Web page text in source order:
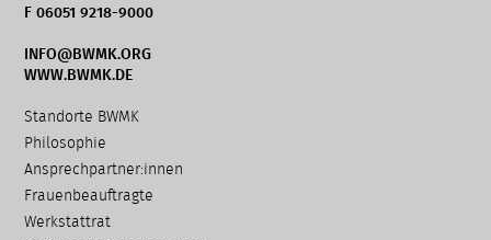
F 06051 9218-9000
INFO@BWMK.ORG
WWW.BWMK.DE
Navigation
überspringen
Standorte BWMK
Philosophie
Ansprechpartner:innen
Frauenbeauftragte
Werkstattrat